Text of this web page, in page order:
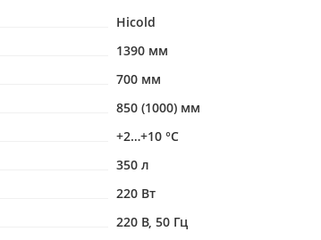
Hicold
1390 мм
700 мм
850 (1000) мм
+2…+10 °С
350 л
220 Вт
220 В, 50 Гц